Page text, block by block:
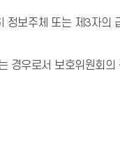
보주체 또는 제3자의
경우로서 보호위원회의